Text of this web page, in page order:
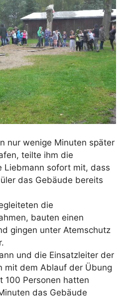
nur wenige Minuten später
teilte ihm die
Liebmann sofort mit, dass
das Gebäude bereits
die
bauten einen
gingen unter Atemschutz
und die Einsatzleiter der
mit dem Ablauf der Übung
100 Personen hatten
das Gebäude